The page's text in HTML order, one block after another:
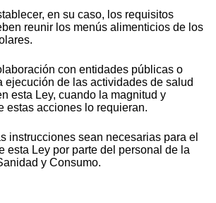
en su caso, los requisitos
reunir los menús alimenticios de los
con entidades públicas o
ejecución de las actividades de salud
esta Ley, cuando la magnitud y
estas acciones lo requieran.
instrucciones sean necesarias para el
esta Ley por parte del personal de la
y Consumo.